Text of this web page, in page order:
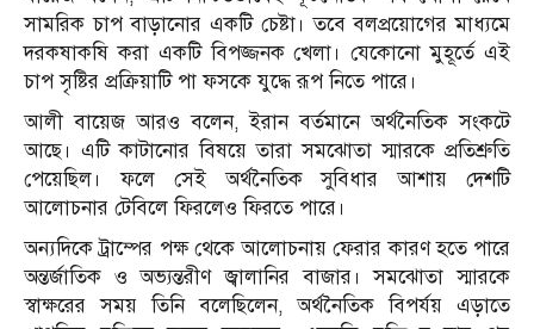
সামরিক চাপ বাড়ানোর একটি চেষ্টা। তবে বলপ্রয়োগের মাধ্যমে
দরকষাকষি করা একটি বিপজ্জনক খেলা। যেকোনো মুহূর্তে এই
চাপ সৃষ্টির প্রক্রিয়াটি পা ফসকে যুদ্ধে রূপ নিতে পারে।
আলী বায়েজ আরও বলেন, ইরান বর্তমানে অর্থনৈতিক সংকটে
আছে। এটি কাটানোর বিষয়ে তারা সমঝোতা স্মারকে প্রতিশ্রুতি
পেয়েছিল। ফলে সেই অর্থনৈতিক সুবিধার আশায় দেশটি
আলোচনার টেবিলে ফিরলেও ফিরতে পারে।
অন্যদিকে ট্রাম্পের পক্ষ থেকে আলোচনায় ফেরার কারণ হতে পারে
অন্তর্জাতিক ও অভ্যন্তরীণ জ্বালানির বাজার। সমঝোতা স্মারকে
স্বাক্ষরের সময় তিনি বলেছিলেন, অর্থনৈতিক বিপর্যয় এড়াতে